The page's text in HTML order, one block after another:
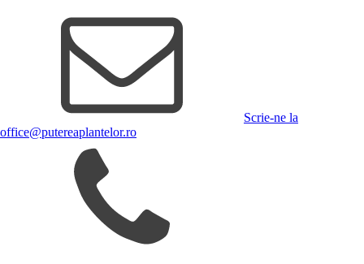
Scrie-ne la
office@putereaplantelor.ro